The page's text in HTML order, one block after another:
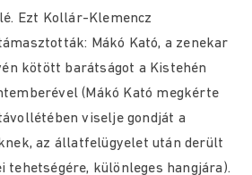
Ezt Kollár-Klemencz
Mákó Kató, a zenekar
kötött barátságot a Kistehén
(Mákó Kató megkérte
viselje gondját a
az állatfelügyelet után derült
tehetségére, különleges hangjára).